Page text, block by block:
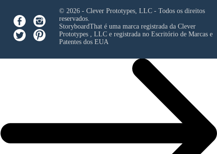
© 2026 - Clever Prototypes, LLC - Todos os direitos
reservados.
StoryboardThat é uma marca registrada da Clever
Prototypes , LLCe registrada no Escritório de Marcas e
Patentes dos EUA